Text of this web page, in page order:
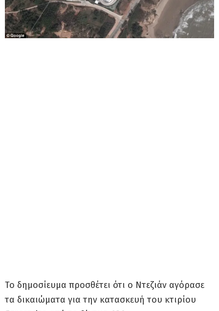
Το δημοσίευμα προσθέτει ότι ο Ντεζιάν αγόρασε
τα δικαιώματα για την κατασκευή του κτιρίου